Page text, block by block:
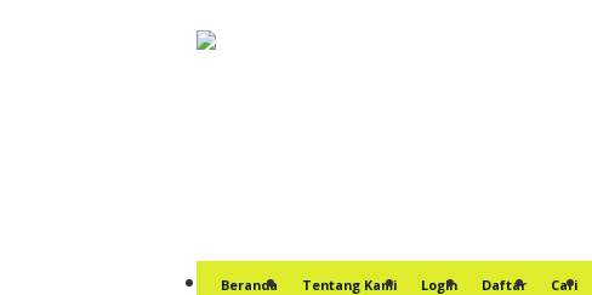
Beranda Tentang Kami Login Daftar Cari